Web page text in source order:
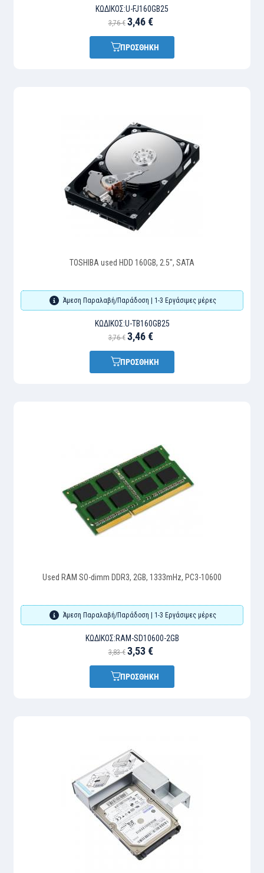
ΚΩΔΙΚΌΣ:U-FJ160GB25
3,76 € 3,46 €
ΠΡΟΣΘΗΚΗ
TOSHIBA used HDD 160GB, 2.5", SATA
Άμεση Παραλαβή/Παράδοση | 1-3 Εργάσιμες μέρες
ΚΩΔΙΚΌΣ:U-TB160GB25
3,76 € 3,46 €
ΠΡΟΣΘΗΚΗ
Used RAM SO-dimm DDR3, 2GB, 1333mHz, PC3-10600
Άμεση Παραλαβή/Παράδοση | 1-3 Εργάσιμες μέρες
ΚΩΔΙΚΌΣ:RAM-SD10600-2GB
3,83 € 3,53 €
ΠΡΟΣΘΗΚΗ